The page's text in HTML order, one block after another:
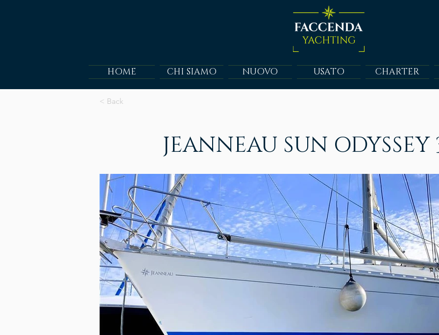
HOME CHI SIAMO NUOVO USATO CHARTER
< Back
JEANNEAU SUN ODYSSEY